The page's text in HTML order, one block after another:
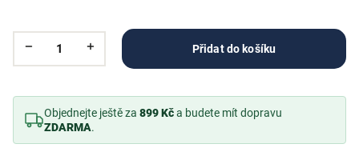
Přidat do košíku
Objednejte ještě za 899 Kča budete mít dopravu
ZDARMA.